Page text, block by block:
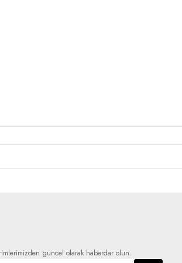
güncel olarak haberdar olun.